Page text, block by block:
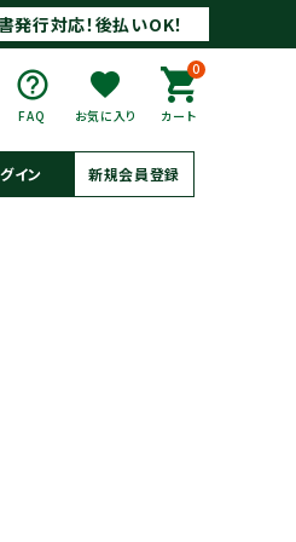
発行対応！後払いOK！
FAQ お気に入り
0
カート
イン 新規会員登録